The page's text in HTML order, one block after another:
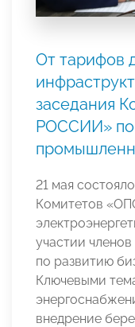
От тарифов
заседания
РОССИИ» по
21 мая
Комитетов
участии
по развитию
Ключевыми
внедрение